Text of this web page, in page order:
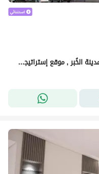
فرصة مميزة لسكن راقي في الروابي في مدينة الخُبر , موقع إستراتيجي بمساحات واسعة و بيئة هادئة و آمنة.